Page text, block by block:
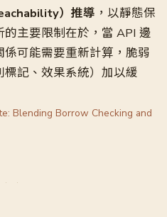
）推導 ，以靜態保
主要限制在於，當 API 邊
可能需要重新計算，脆弱
記、效果系統）加以緩
Blending Borrow Checking and